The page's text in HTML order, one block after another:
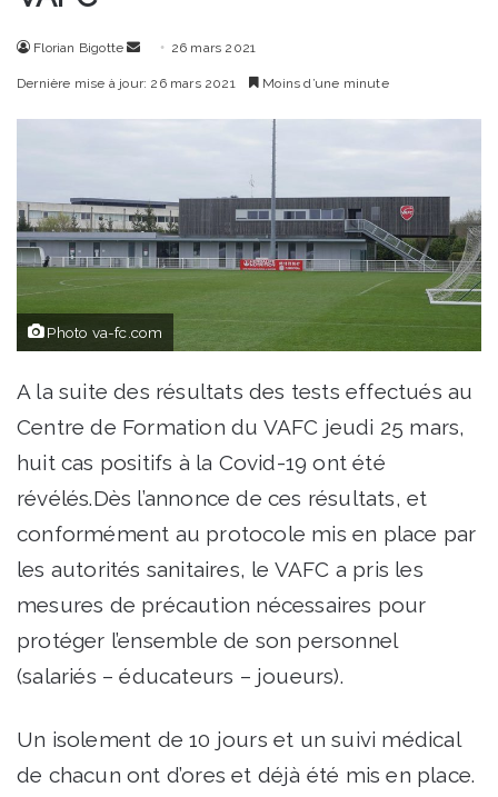
Florian Bigotte
Envoyer26 mars 2021
Dernière mise à jour: 26 mars 2021 Moins d’une minute
Photo va-fc.com
A la suite des résultats des tests effectués au
Centre de Formation du VAFC jeudi 25 mars,
huit cas positifs à la Covid-19 ont été
révélés.Dès l’annonce de ces résultats, et
conformément au protocole mis en place par
les autorités sanitaires, le VAFC a pris les
mesures de précaution nécessaires pour
protéger l’ensemble de son personnel
(salariés – éducateurs – joueurs).
Un isolement de 10 jours et un suivi médical
de chacun ont d’ores et déjà été mis en place.